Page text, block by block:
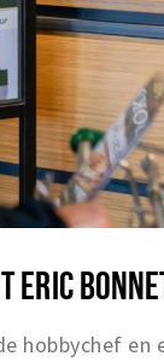
ERIC
hobbychef